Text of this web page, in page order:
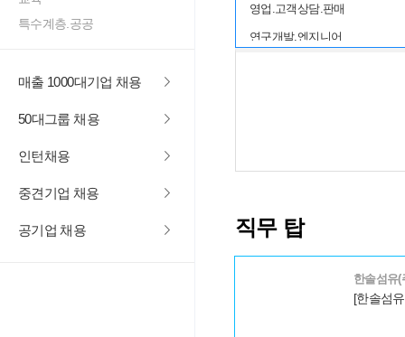
특수계층.공공
매출 1000대기업 채용
50대그룹 채용
인턴채용
중견기업 채용
공기업 채용
영업.고객상담.판매
연구개발.엔지니어
교육
특수계층.공공
직무 탑
한솔섬유(